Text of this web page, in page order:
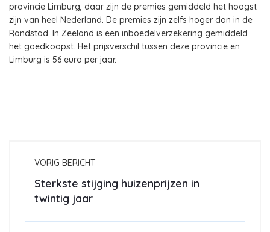
provincie Limburg, daar zijn de premies gemiddeld het hoogst
zijn van heel Nederland. De premies zijn zelfs hoger dan in de
Randstad. In Zeeland is een inboedelverzekering gemiddeld
het goedkoopst. Het prijsverschil tussen deze provincie en
Limburg is 56 euro per jaar.
VORIG BERICHT
Sterkste stijging huizenprijzen in
twintig jaar